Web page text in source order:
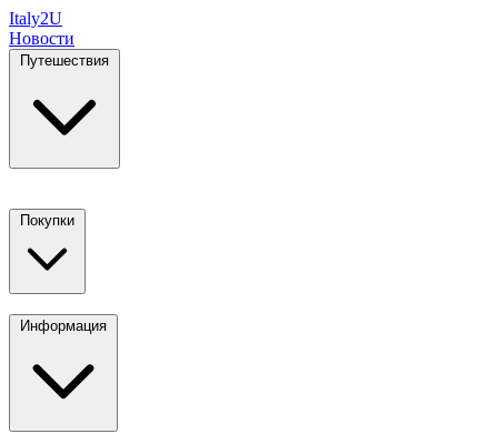
Italy2U
Новости
Путешествия
Покупки
Информация